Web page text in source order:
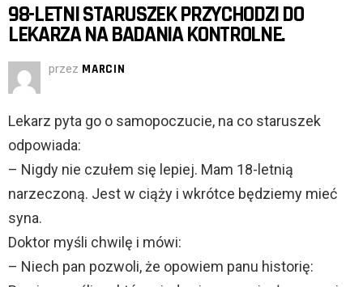
98-LETNI STARUSZEK PRZYCHODZI DO
LEKARZA NA BADANIA KONTROLNE.
przez MARCIN
Lekarz pyta go o samopoczucie, na co staruszek
odpowiada:
– Nigdy nie czułem się lepiej. Mam 18-letnią
narzeczoną. Jest w ciąży i wkrótce będziemy mieć
syna.
Doktor myśli chwilę i mówi:
– Niech pan pozwoli, że opowiem panu historię: